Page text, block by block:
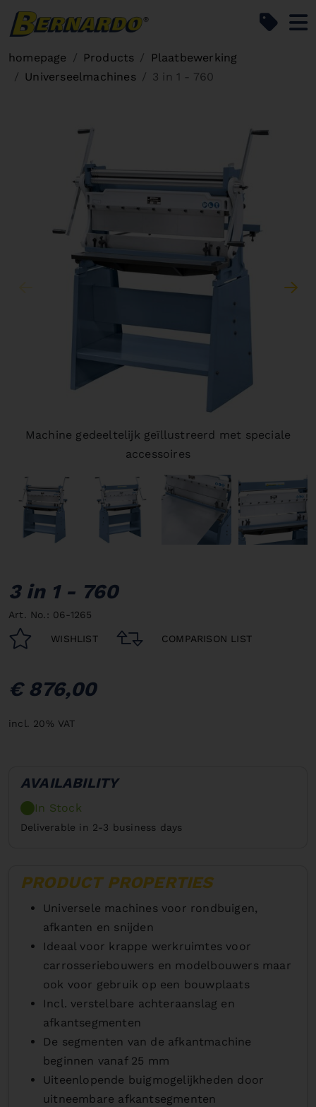
homepage Products
Plaatbewerking
Universeelmachines
3 in 1 - 760
Machine gedeeltelijk geïllustreerd met speciale
accessoires
3 in 1 - 760
Art. No.: 06-1265
WISHLIST COMPARISON LIST
€ 876,00
incl. 20% VAT
AVAILABILITY
In Stock
Deliverable in 2-3 business days
PRODUCT PROPERTIES
Universele machines voor rondbuigen,
afkanten en snijden
Ideaal voor krappe werkruimtes voor
carrosseriebouwers en modelbouwers maar
ook voor gebruik op een bouwplaats
Incl. verstelbare achteraanslag en
afkantsegmenten
De segmenten van de afkantmachine
beginnen vanaf 25 mm
Uiteenlopende buigmogelijkheden door
uitneembare afkantsegmenten